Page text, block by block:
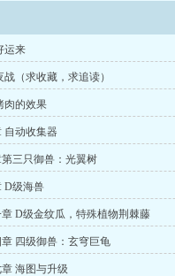
运来
战（求收藏，求追读）
肉的效果
自动收集器
三只御兽：光翼树
D级海兽
D级金纹瓜，特殊植物荆棘藤
四级御兽：玄穹巨龟
海图与升级